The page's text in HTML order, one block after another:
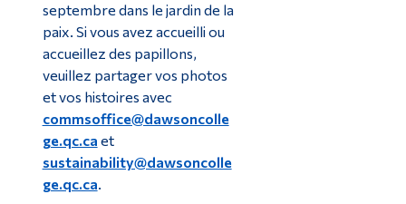
septembre dans le jardin de la
paix. Si vous avez accueilli ou
accueillez des papillons,
veuillez partager vos photos
et vos histoires avec
commsoffice@dawsoncolle
ge.qc.ca et
sustainability@dawsoncolle
ge.qc.ca.